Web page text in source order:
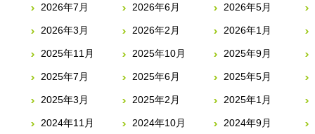
2026年7月 2026年6月 2026年5月
2026年3月 2026年2月 2026年1月
2025年11月 2025年10月 2025年9月
2025年7月 2025年6月 2025年5月
2025年3月 2025年2月 2025年1月
2024年11月 2024年10月 2024年9月